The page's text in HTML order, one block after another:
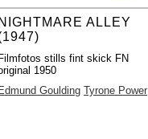
NIGHTMARE ALLEY
Filmfotos stills fint skick FN
1950
Edmund Goulding Tyrone Power